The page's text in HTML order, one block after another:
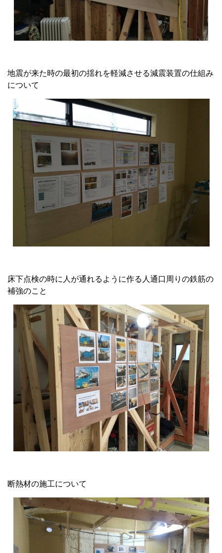
地震が来た時の最初の揺れを軽減させる減震装置の仕組み
について
床下点検の時に人が通れるように作る人通口周りの鉄筋の
補強のこと
断熱材の施工について